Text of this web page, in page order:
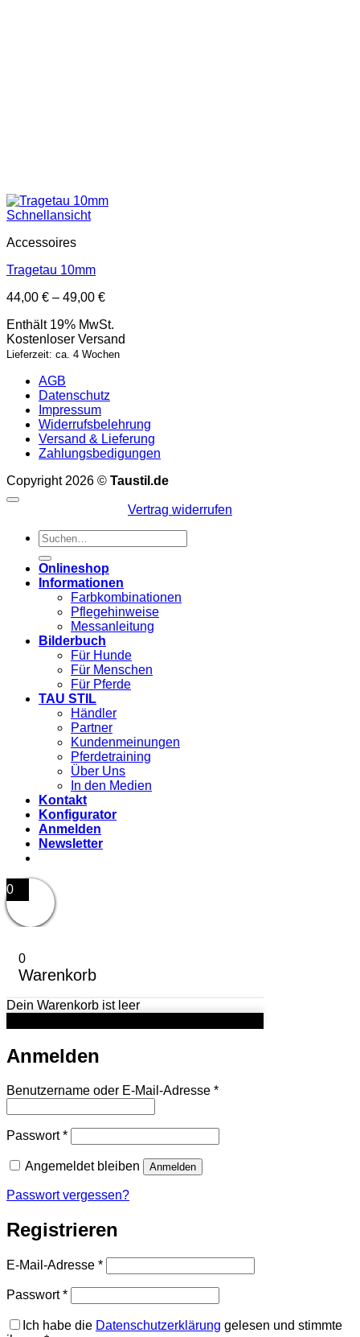
Schnellansicht
Accessoires
Tragetau 10mm
44,00 € – 49,00 €Preisspanne:
bis
49,00 €
Enthält 19% MwSt.
Kostenloser Versand
Lieferzeit: ca. 4 Wochen
AGB
Datenschutz
Impressum
Widerrufsbelehrung
Versand & Lieferung
Zahlungsbedigungen
Copyright 2026 © Taustil.de
Vertrag widerrufen
Suchen
nach:
Onlineshop
Informationen
Farbkombinationen
Pflegehinweise
Messanleitung
Bilderbuch
Für Hunde
Für Menschen
Für Pferde
TAU STIL
Händler
Partner
Kundenmeinungen
Pferdetraining
Über Uns
In den Medien
Kontakt
Konfigurator
Anmelden
Newsletter
0
0
Warenkorb
Dein Warenkorb ist leer
Anmelden
Benutzername oder E-Mail-Adresse *Erforderlich
Passwort*Erforderlich
Angemeldet bleiben Anmelden
Passwort vergessen?
Registrieren
E-Mail-Adresse *Erforderlich
Passwort*Erforderlich
Ich habe die Datenschutzerklärung gelesen und stimmte